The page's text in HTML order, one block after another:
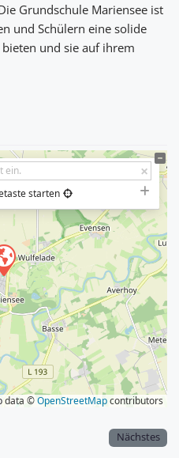
Grundschule Mariensee ist
und Schülern eine solide
und sie auf ihrem
starten
data ©OpenStreetMapcontributors
Nächstes